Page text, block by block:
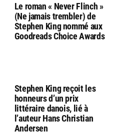
Le roman « Never Flinch »
(Ne jamais trembler) de
Stephen King nommé aux
Goodreads Choice Awards
Stephen King reçoit les
honneurs d’un prix
littéraire danois, lié à
l’auteur Hans Christian
Andersen